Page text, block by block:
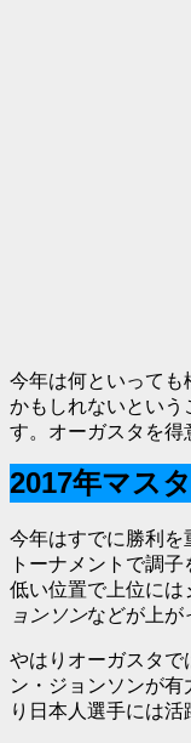
今年は何といっても
かもしれないという
す。オーガスタを得
2017年マス
今年はすでに勝利を
トーナメントで調
低い位置で上位には
ョンソンなどが上が
やはりオーガスタで
ン・ジョンソンが
り日本人選手には活